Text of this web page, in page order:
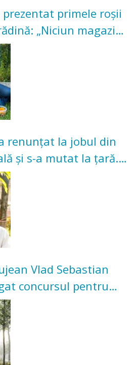
prezentat primele roșii
„Niciun magazin
această satisfacție”
renunțat la jobul din
și s-a mutat la țară.
în grădina
Vlad Sebastian
concursul pentru
Grădinii Casei